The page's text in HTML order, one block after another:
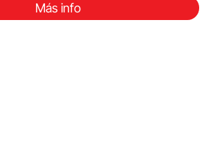
Más info